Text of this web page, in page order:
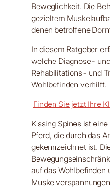
Beweglichkeit. Die
gezieltem
denen betroffene
In diesem Ratgeber
welche Diagnose-
Rehabilitations- und
Wohlbefinden verhilft.
Finden Sie jetzt Ihre
Kissing Spines ist
Pferd, die durch das
gekennzeichnet ist.
auf das Wohlbefinden